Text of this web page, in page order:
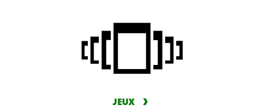
JEUX